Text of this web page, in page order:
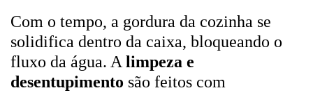
Com o tempo, a gordura da cozinha se
solidifica dentro da caixa, bloqueando o
fluxo da água. A limpeza e
desentupimento são feitos com